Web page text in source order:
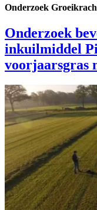
Onderzoek
Onderzoek
inkuilmiddel
voorjaarsgras